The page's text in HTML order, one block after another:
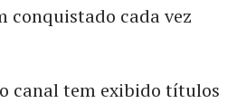
conquistado cada vez
canal tem exibido títulos